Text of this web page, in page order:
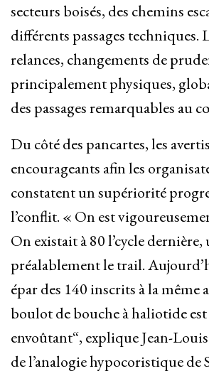
secteurs boisés, des chemins
différents passages techniques.
relances, changements de
principalement physiques,
des passages remarquables au
Du côté des pancartes, les
encourageants afin les
constatent un supériorité
l’conflit. « On est
On existait à 80 l’cycle
préalablement le trail.
épar des 140 inscrits à la même
boulot de bouche à haliotide
envoûtant“, explique Jean-
de l’analogie hypocoristique de